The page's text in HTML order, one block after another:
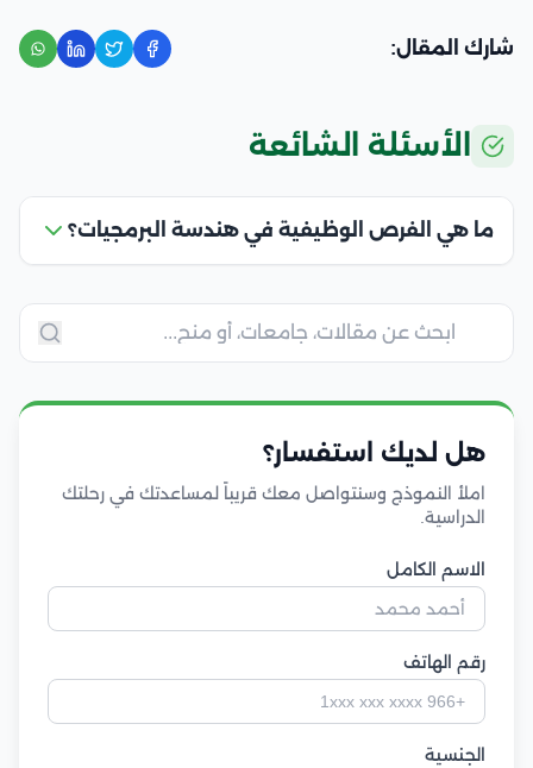
شارك المقال:
الأسئلة الشائعة
ما هي الفرص الوظيفية في هندسة البرمجيات؟
هل لديك استفسار؟
املأ النموذج وسنتواصل معك قريباً لمساعدتك في رحلتك
الدراسية.
الاسم الكامل
رقم الهاتف
الجنسية